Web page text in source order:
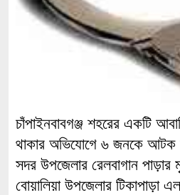
চাঁপাইনবাবগঞ্জ শহরের একটি
থাকার অভিযোগে ৬ জনকে আটক
সদর উপজেলার রেলবাগান
বোয়ালিয়া উপজেলার টিকাপাড়া